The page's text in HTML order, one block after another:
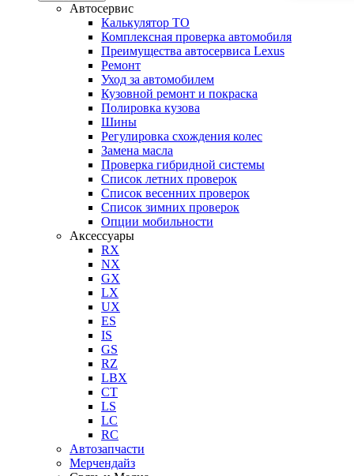
Автосервис
Калькулятор ТО
Комплексная проверка автомобиля
Преимущества автосервиса Lexus
Ремонт
Уход за автомобилем
Кузовной ремонт и покраска
Полировка кузова
Шины
Регулировка схождения колес
Замена масла
Проверка гибридной системы
Список летних проверок
Список весенних проверок
Список зимних проверок
Опции мобильности
Аксессуары
RX
NX
GX
LX
UX
ES
IS
GS
RZ
LBX
CT
LS
LC
RC
Автозапчасти
Мерчендайз